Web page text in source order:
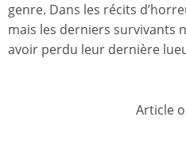
genre. Dans les récits
mais les derniers survivants
avoir perdu leur dernière
Article